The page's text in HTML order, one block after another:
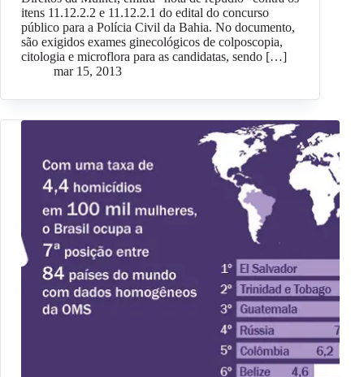
itens 11.12.2.2 e 11.12.2.1 do edital do concurso
público para a Polícia Civil da Bahia. No documento,
são exigidos exames ginecológicos de colposcopia,
citologia e microflora para as candidatas, sendo […]
mar 15, 2013